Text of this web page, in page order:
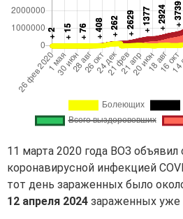
11 марта 2020 года ВОЗ
коронавирусной инфекцией
тот день зараженных было
12 апреля 2024 зараженных уже